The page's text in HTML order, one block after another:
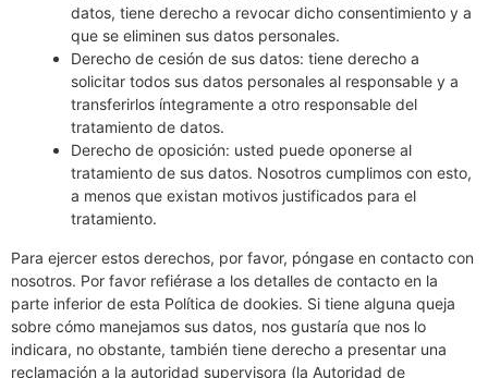
datos, tiene derecho a revocar dicho consentimiento y a
que se eliminen sus datos personales.
Derecho de cesión de sus datos: tiene derecho a
solicitar todos sus datos personales al responsable y a
transferirlos íntegramente a otro responsable del
tratamiento de datos.
Derecho de oposición: usted puede oponerse al
tratamiento de sus datos. Nosotros cumplimos con esto,
a menos que existan motivos justificados para el
tratamiento.
Para ejercer estos derechos, por favor, póngase en contacto con
nosotros. Por favor refiérase a los detalles de contacto en la
parte inferior de esta Política de dookies. Si tiene alguna queja
sobre cómo manejamos sus datos, nos gustaría que nos lo
indicara, no obstante, también tiene derecho a presentar una
reclamación a la autoridad supervisora (la Autoridad de